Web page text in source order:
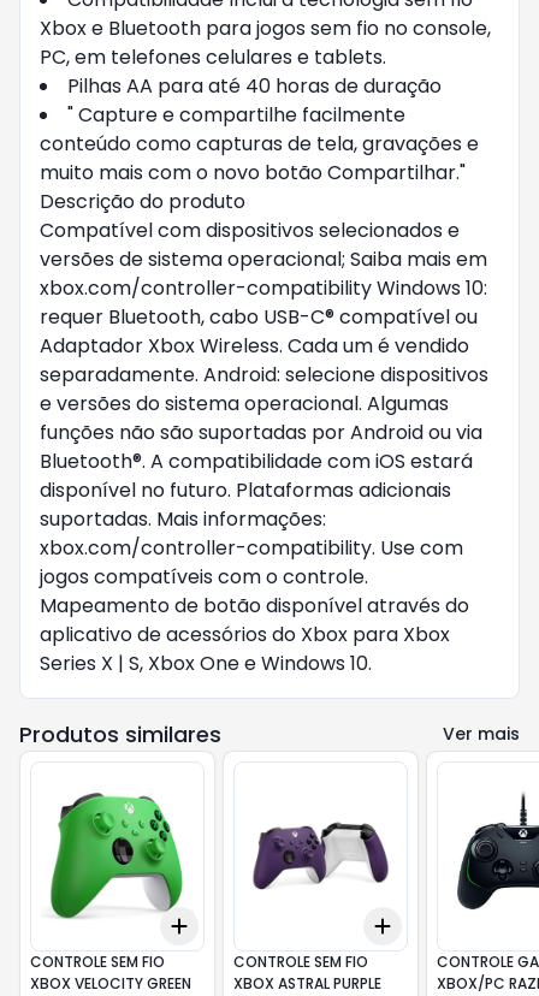
Xbox e Bluetooth para jogos sem fio no console,
PC, em telefones celulares e tablets.
Pilhas AA para até 40 horas de duração
" Capture e compartilhe facilmente
conteúdo como capturas de tela, gravações e
muito mais com o novo botão Compartilhar."
Descrição do produto
Compatível com dispositivos selecionados e
versões de sistema operacional; Saiba mais em
xbox.com/controller-compatibility Windows 10:
requer Bluetooth, cabo USB-C® compatível ou
Adaptador Xbox Wireless. Cada um é vendido
separadamente. Android: selecione dispositivos
e versões do sistema operacional. Algumas
funções não são suportadas por Android ou via
Bluetooth®. A compatibilidade com iOS estará
disponível no futuro. Plataformas adicionais
suportadas. Mais informações:
xbox.com/controller-compatibility. Use com
jogos compatíveis com o controle.
Mapeamento de botão disponível através do
aplicativo de acessórios do Xbox para Xbox
Series X | S, Xbox One e Windows 10.
Produtos similares Ver mais
Add
CONTROLE SEM FIO
XBOX VELOCITY GREEN
Add
CONTROLE SEM FIO
XBOX ASTRAL PURPLE
CONTROLE
XBOX/PC